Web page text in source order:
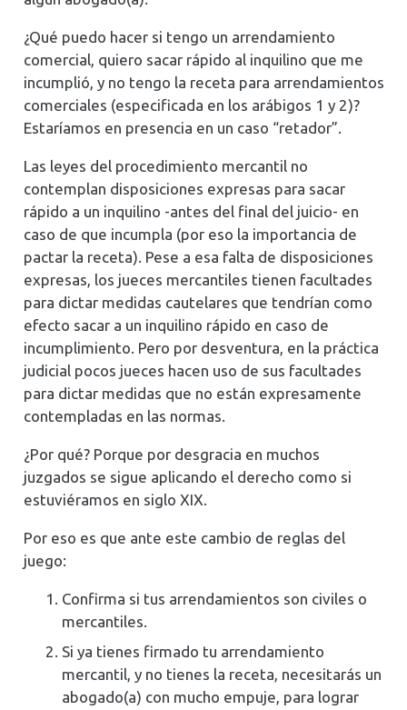
¿Qué puedo hacer si tengo un arrendamiento
comercial, quiero sacar rápido al inquilino que me
incumplió, y no tengo la receta para arrendamientos
comerciales (especificada en los arábigos 1 y 2)?
Estaríamos en presencia en un caso “retador”.
Las leyes del procedimiento mercantil no
contemplan disposiciones expresas para sacar
rápido a un inquilino -antes del final del juicio- en
caso de que incumpla (por eso la importancia de
pactar la receta). Pese a esa falta de disposiciones
expresas, los jueces mercantiles tienen facultades
para dictar medidas cautelares que tendrían como
efecto sacar a un inquilino rápido en caso de
incumplimiento. Pero por desventura, en la práctica
judicial pocos jueces hacen uso de sus facultades
para dictar medidas que no están expresamente
contempladas en las normas.
¿Por qué? Porque por desgracia en muchos
juzgados se sigue aplicando el derecho como si
estuviéramos en siglo XIX.
Por eso es que ante este cambio de reglas del
juego:
Confirma si tus arrendamientos son civiles o
mercantiles.
Si ya tienes firmado tu arrendamiento
mercantil, y no tienes la receta, necesitarás un
abogado(a) con mucho empuje, para lograr